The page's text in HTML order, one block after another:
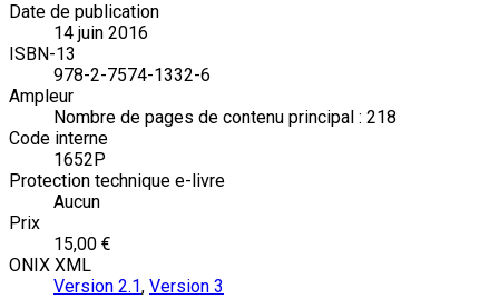
Date de publication
14 juin 2016
ISBN-13
978-2-7574-1332-6
Ampleur
Nombre de pages de contenu principal : 218
Code interne
1652P
Protection technique e-livre
Aucun
Prix
15,00 €
ONIX XML
Version 2.1, Version 3